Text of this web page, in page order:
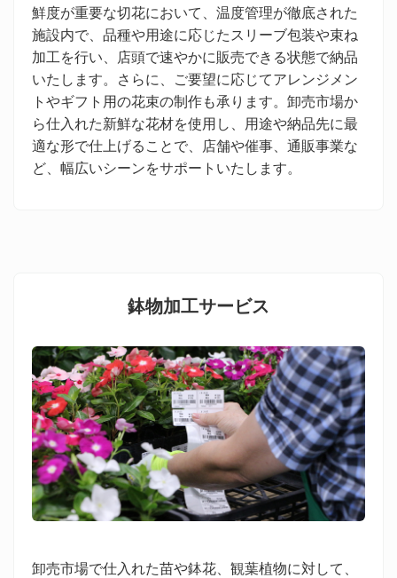
鮮度が重要な切花において、温度管理が徹底された
施設内で、品種や用途に応じたスリーブ包装や束ね
加工を行い、店頭で速やかに販売できる状態で納品
いたします。さらに、ご要望に応じてアレンジメン
トやギフト用の花束の制作も承ります。卸売市場か
ら仕入れた新鮮な花材を使用し、用途や納品先に最
適な形で仕上げることで、店舗や催事、通販事業な
ど、幅広いシーンをサポートいたします。
鉢物加工サービス
卸売市場で仕入れた苗や鉢花、観葉植物に対して、